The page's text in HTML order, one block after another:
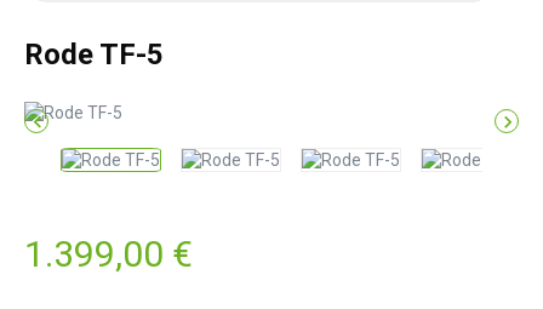
Rode TF-5
 
1.399,00 €